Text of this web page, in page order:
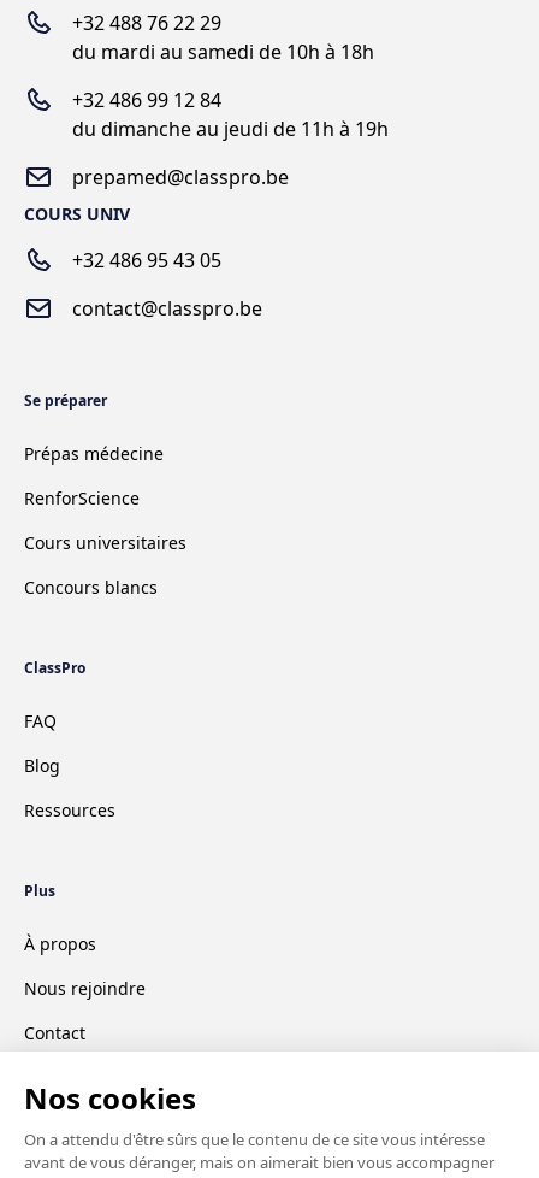
+32 488 76 22 29
du mardi au samedi de 10h à 18h
+32 486 99 12 84
du dimanche au jeudi de 11h à 19h
prepamed@classpro.be
COURS UNIV
+32 486 95 43 05
contact@classpro.be
Se préparer
Prépas médecine
RenforScience
Cours universitaires
Concours blancs
ClassPro
FAQ
Blog
Ressources
Plus
À propos
Nous rejoindre
Contact